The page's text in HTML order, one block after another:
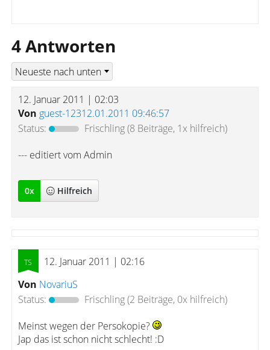
4 Antworten
12. Januar 2011 | 02:03
Von guest-12312.01.2011 09:46:57
Status:
Frischling(8 Beiträge, 1x hilfreich)
--- editiert vom Admin
0x Hilfreich
12. Januar 2011 | 02:16
Von NovariuS
Status:
Frischling(2 Beiträge, 0x hilfreich)
Meinst wegen der Persokopie?
Jap das ist schon nicht schlecht! :D